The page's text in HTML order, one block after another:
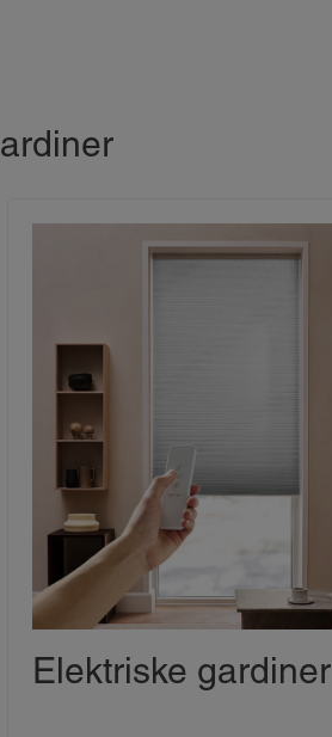
Elektriske gardiner